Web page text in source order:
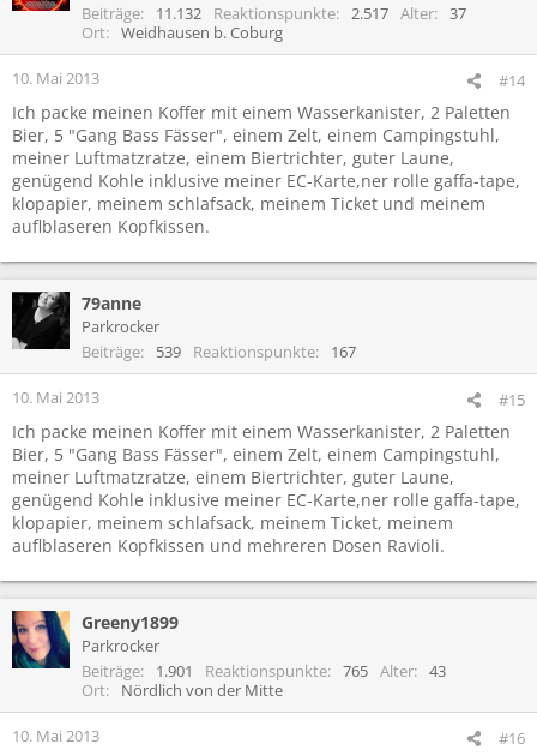
Beiträge
11.132 Reaktionspunkte 2.517 Alter
37
Ort
Weidhausen b. Coburg
10. Mai 2013 #14
Ich packe meinen Koffer mit einem Wasserkanister, 2 Paletten
Bier, 5 "Gang Bass Fässer", einem Zelt, einem Campingstuhl,
meiner Luftmatzratze, einem Biertrichter, guter Laune,
genügend Kohle inklusive meiner EC-Karte,ner rolle gaffa-tape,
klopapier, meinem schlafsack, meinem Ticket und meinem
auflblaseren Kopfkissen.
79anne
Parkrocker
Beiträge
539 Reaktionspunkte 167
10. Mai 2013 #15
Ich packe meinen Koffer mit einem Wasserkanister, 2 Paletten
Bier, 5 "Gang Bass Fässer", einem Zelt, einem Campingstuhl,
meiner Luftmatzratze, einem Biertrichter, guter Laune,
genügend Kohle inklusive meiner EC-Karte,ner rolle gaffa-tape,
klopapier, meinem schlafsack, meinem Ticket, meinem
auflblaseren Kopfkissen und mehreren Dosen Ravioli.
Greeny1899
Parkrocker
Beiträge
1.901 Reaktionspunkte 765 Alter
43
Ort
Nördlich von der Mitte
10. Mai 2013 #16